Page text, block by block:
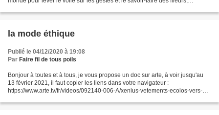
la mode éthique
Publié le 04/12/2020 à 19:08
Par Faire fil de tous poils
Bonjour à toutes et à tous, je vous propose un doc sur arte, à voir jusqu'au
13 février 2021, il faut copier les liens dans votre navigateur :
https://www.arte.tv/fr/videos/092140-006-A/xenius-vetements-ecolos-vers-